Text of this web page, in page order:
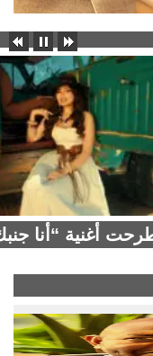
طرحت أغنية “أنا